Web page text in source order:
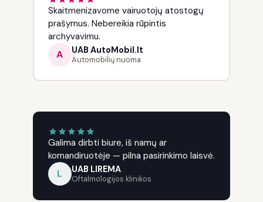
Skaitmenizavome vairuotojų atostogų
prašymus. Nebereikia rūpintis
archyvavimu.
A UAB AutoMobil.lt
Automobilių nuoma
Galima dirbti biure, iš namų ar
komandiruotėje — pilna pasirinkimo laisvė.
L UAB LIREMA
Oftalmologijos klinikos